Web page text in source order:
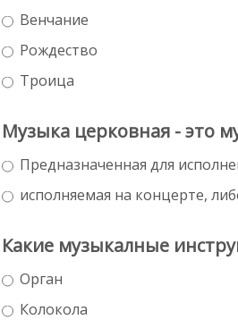
Венчание
Рождество
Троица
Музыка церковная - это
Предназначенная для
исполняемая на концерте,
Какие музыкалные
Орган
Колокола